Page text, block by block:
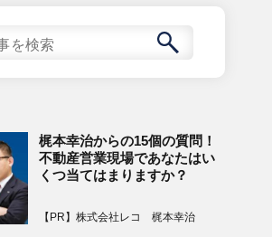
梶本幸治からの15個の質問！
不動産営業現場であなたはい
くつ当てはまりますか？
【PR】株式会社レコ 梶本幸治